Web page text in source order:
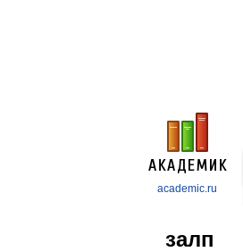
academic.ru
залп